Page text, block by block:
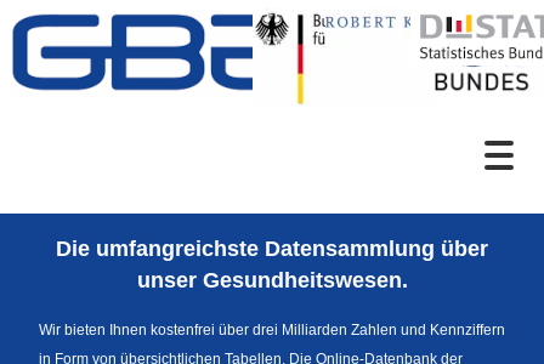
Zum Inhalt
Sprachumschaltung
Die umfangreichste Datensammlung über
unser Gesundheitswesen.
Wir bieten Ihnen kostenfrei über drei Milliarden Zahlen und Kennziffern
in Form von übersichtlichen Tabellen. Die Online-Datenbank der